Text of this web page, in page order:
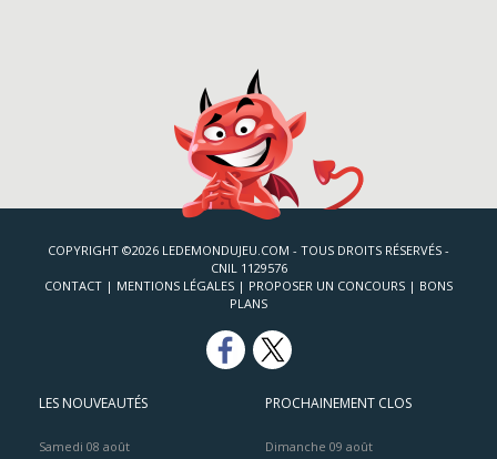
COPYRIGHT ©2026 LEDEMONDUJEU.COM - TOUS DROITS RÉSERVÉS -
CNIL 1129576
CONTACT | MENTIONS LÉGALES | PROPOSER UN CONCOURS | BONS
PLANS
LES NOUVEAUTÉS
Samedi 08 août
PROCHAINEMENT CLOS
Dimanche 09 août